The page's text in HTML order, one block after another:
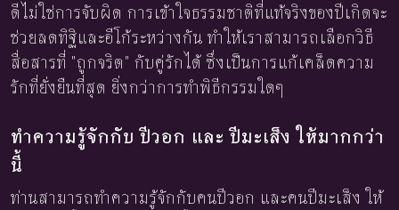
ดีไม่ใช่การจับผิด การเข้าใจธรรมชาติที่แท้จริงของปีเกิดจะ
ช่วยลดทิฐิและอีโก้ระหว่างกัน ทำให้เราสามารถเลือกวิธี
สื่อสารที่ "ถูกจริต" กับคู่รักได้ ซึ่งเป็นการแก้เคล็ดความ
รักที่ยั่งยืนที่สุด ยิ่งกว่าการทำพิธีกรรมใดๆ
ทำความรู้จักกับ ปีวอก และ ปีมะเส็ง ให้มากกว่า
นี้
ท่านสามารถทำความรู้จักกับคนปีวอก และคนปีมะเส็ง ให้